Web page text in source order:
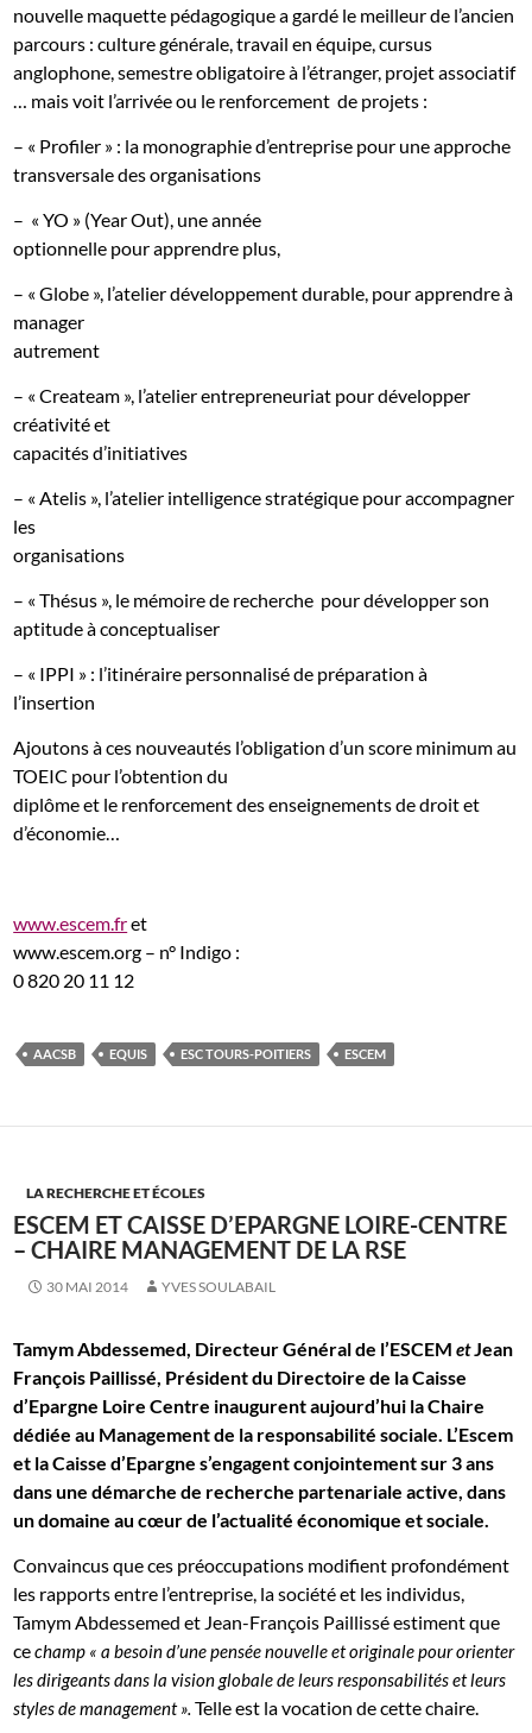
nouvelle maquette pédagogique a gardé le meilleur de l’ancien
parcours : culture générale, travail en équipe, cursus
anglophone, semestre obligatoire à l’étranger, projet associatif
… mais voit l’arrivée ou le renforcement de projets :
– « Profiler » : la monographie d’entreprise pour une approche
transversale des organisations
– « YO » (Year Out), une année
optionnelle pour apprendre plus,
– « Globe », l’atelier développement durable, pour apprendre à
manager
autrement
– « Createam », l’atelier entrepreneuriat pour développer
créativité et
capacités d’initiatives
– « Atelis », l’atelier intelligence stratégique pour accompagner
les
organisations
– « Thésus », le mémoire de recherche pour développer son
aptitude à conceptualiser
– « IPPI » : l’itinéraire personnalisé de préparation à
l’insertion
Ajoutons à ces nouveautés l’obligation d’un score minimum au
TOEIC pour l’obtention du
diplôme et le renforcement des enseignements de droit et
d’économie…
www.escem.fret
www.escem.org – n° Indigo :
0 820 20 11 12
AACSB EQUIS ESC TOURS-POITIERS ESCEM
LA RECHERCHE ET ÉCOLES
ESCEM ET CAISSE D’EPARGNE LOIRE-CENTRE
– CHAIRE MANAGEMENT DE LA RSE
30 MAI 2014 YVES SOULABAIL
Tamym Abdessemed, Directeur Général de l’ESCEMetJean
François Paillissé, Président du Directoire de la Caisse
d’Epargne Loire Centre inaugurent aujourd’hui la Chaire
dédiée au Management de la responsabilité sociale. L’Escem
et la Caisse d’Epargne s’engagent conjointement sur 3 ans
dans une démarche de recherche partenariale active, dans
un domaine au cœur de l’actualité économique et sociale.
Convaincus que ces préoccupations modifient profondément
les rapports entre l’entreprise, la société et les individus,
Tamym Abdessemed et Jean-François Paillissé estiment que
cechamp « a besoin d’une pensée nouvelle et originale pour orienter
les dirigeants dans la vision globale de leurs responsabilités et leurs
styles de management ». Telle est la vocation de cette chaire.